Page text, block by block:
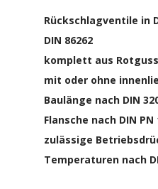
Rückschlagventile in
DIN 86262
komplett aus Rotguss
mit oder ohne
Baulänge nach DIN
Flansche nach DIN PN
zulässige
Temperaturen nach